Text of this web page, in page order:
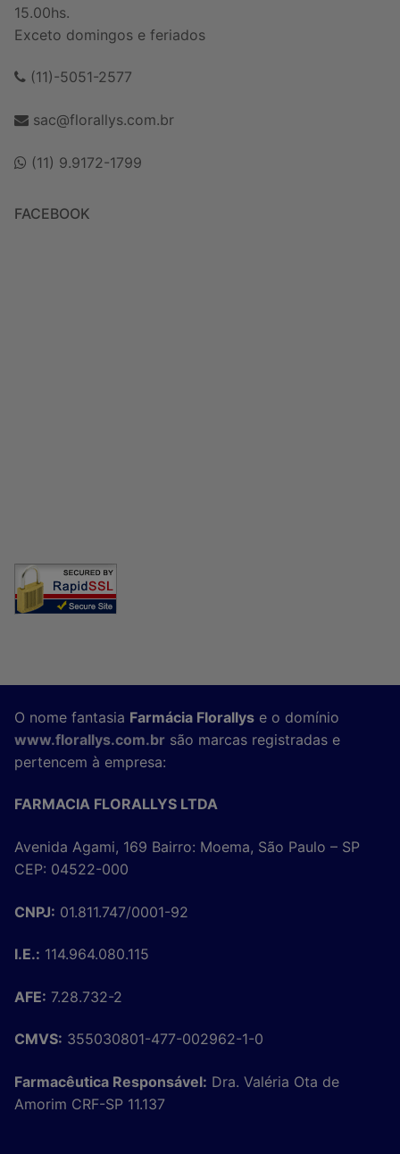
15.00hs.
Exceto domingos e feriados
(11)-5051-2577
sac@florallys.com.br
(11) 9.9172-1799
FACEBOOK
O nome fantasia Farmácia Florallys e o domínio
www.florallys.com.br são marcas registradas e
pertencem à empresa:
FARMACIA FLORALLYS LTDA
Avenida Agami, 169 Bairro: Moema, São Paulo – SP
CEP: 04522-000
CNPJ: 01.811.747/0001-92
I.E.: 114.964.080.115
AFE: 7.28.732-2
CMVS: 355030801-477-002962-1-0
Farmacêutica Responsável: Dra. Valéria Ota de
Amorim CRF-SP 11.137